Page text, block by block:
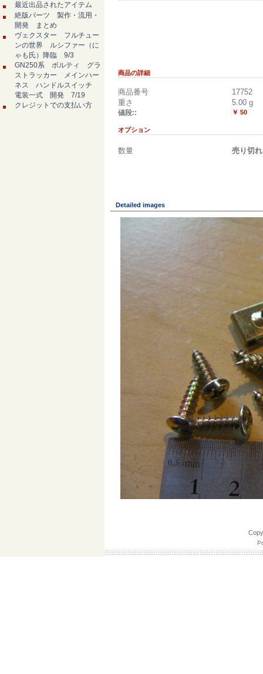
最近出品されたアイテム
絶版パーツ 製作・流用・
開発 まとめ
ヴェクスター フルチュー
ンの世界 ルシファー（に
ゃも氏）降臨 9/3
GN250系 ボルティ グラ
ストラッカー メインハー
ネス ハンドルスイッチ
電装一式 開発 7/19
クレジットでの支払い方
商品の詳細
商品番号
17752
重さ
5.00 g
値段:: ￥ 50
オプション
数量 売り切れ
Detailed images